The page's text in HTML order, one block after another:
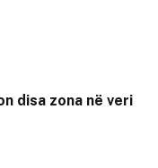
disa zona në veri